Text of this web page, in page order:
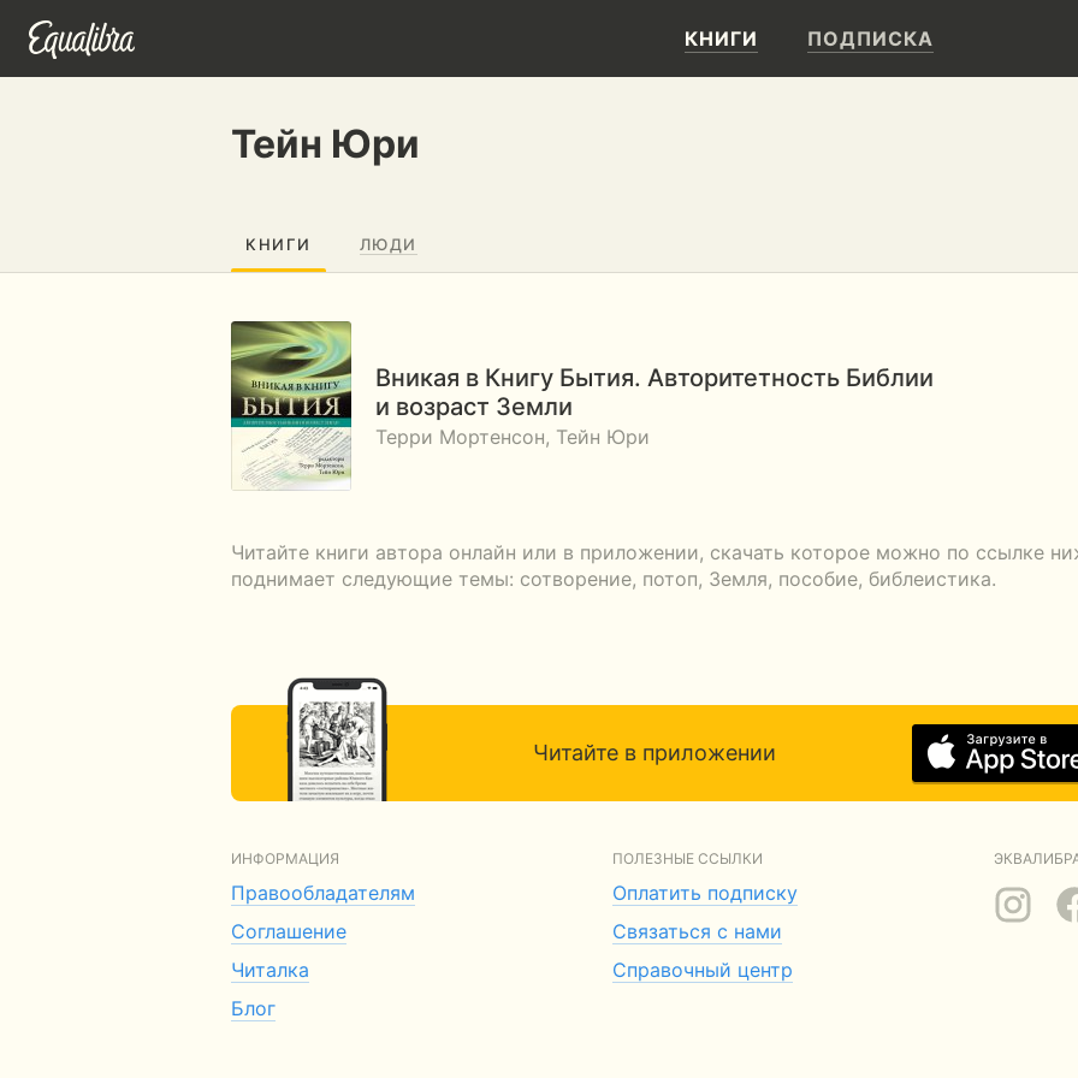
КНИГИ ПОДПИСКА
Тейн Юри
КНИГИ ЛЮДИ
Вникая в Книгу Бытия. Авторитетность Библии
и возраст Земли
Терри Мортенсон, Тейн Юри
Читайте книги автора онлайн или в приложении, скачать которое можно по ссылке
поднимает следующие темы: сотворение, потоп, Земля, пособие, библеистика.
Читайте в приложении
ИНФОРМАЦИЯ
Правообладателям
Соглашение
Читалка
Блог
ПОЛЕЗНЫЕ ССЫЛКИ
Оплатить подписку
Связаться с нами
Справочный центр